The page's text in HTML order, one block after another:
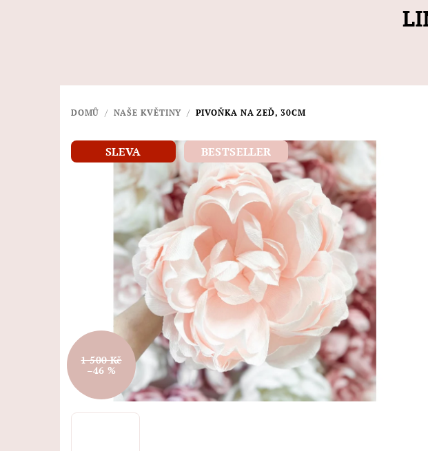
DOMŮ / NAŠE KVĚTINY / PIVOŇKA NA ZEĎ, 30CM
SLEVA BESTSELLER
1 500 Kč
–46 %